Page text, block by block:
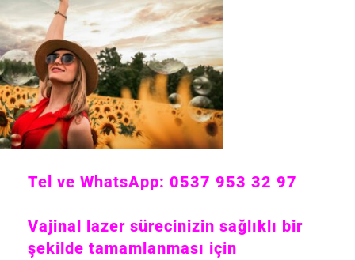
Tel ve WhatsApp: 0537 953 32 97
Vajinal lazer sürecinizin sağlıklı bir
şekilde tamamlanması için